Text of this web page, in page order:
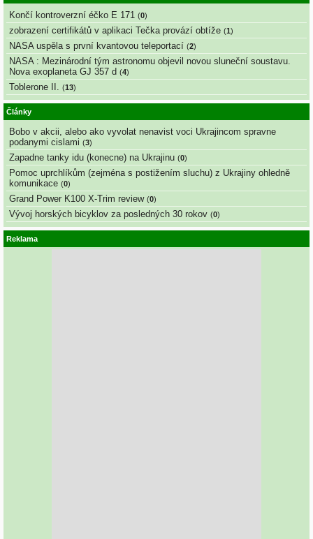
Končí kontroverzní éčko E 171 (0)
zobrazení certifikátů v aplikaci Tečka provází obtíže (1 )
NASA uspěla s první kvantovou teleportací (2)
NASA : Mezinárodní tým astronomu objevil novou sluneční soustavu.
Nova exoplaneta GJ 357 d (4)
Toblerone II. (13)
Články
Bobo v akcii, alebo ako vyvolat nenavist voci Ukrajincom spravne
podanymi cislami (3)
Zapadne tanky idu (konecne) na Ukrajinu (0)
Pomoc uprchlíkům (zejména s postižením sluchu) z Ukrajiny ohledně
komunikace (0)
Grand Power K100 X-Trim review (0)
Vývoj horských bicyklov za posledných 30 rokov (0)
Reklama